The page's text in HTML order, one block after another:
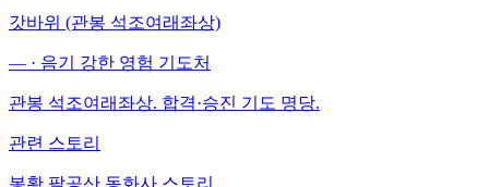
갓바위 (관봉 석조여래좌상)
— · 음기 강한 영험 기도처
관봉 석조여래좌상. 합격·승진 기도 명당.
관련 스토리
봉황 팔공산 동화사 스토리